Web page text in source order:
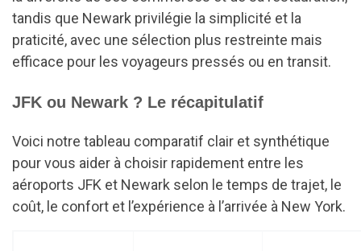
tandis que Newark privilégie la simplicité et la
praticité, avec une sélection plus restreinte mais
efficace pour les voyageurs pressés ou en transit.
JFK ou Newark ? Le récapitulatif
Voici notre tableau comparatif clair et synthétique
pour vous aider à choisir rapidement entre les
aéroports JFK et Newark selon le temps de trajet, le
coût, le confort et l’expérience à l’arrivée à New York.